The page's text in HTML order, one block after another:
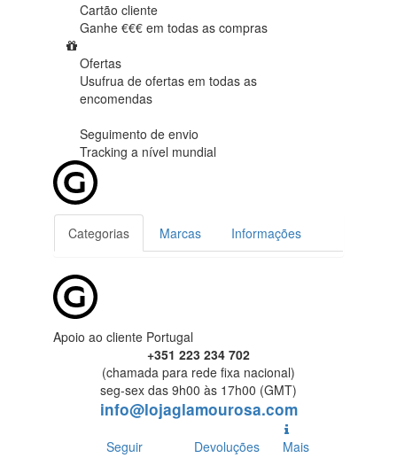
Cartão cliente
Ganhe €€€ em todas as compras
Ofertas
Usufrua de ofertas em todas as
encomendas
Seguimento de envio
Tracking a nível mundial
Categorias Marcas Informações
Apoio ao cliente Portugal
+351 223 234 702
(chamada para rede fixa nacional)
seg-sex das 9h00 às 17h00 (GMT)
info@lojaglamourosa.com
Seguir
Devoluções
Mais